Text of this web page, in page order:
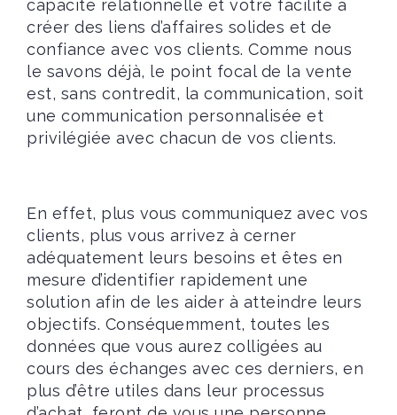
capacité relationnelle et votre facilité à
créer des liens d’affaires solides et de
confiance avec vos clients. Comme nous
le savons déjà, le point focal de la vente
est, sans contredit, la communication, soit
une communication personnalisée et
privilégiée avec chacun de vos clients.
En effet, plus vous communiquez avec vos
clients, plus vous arrivez à cerner
adéquatement leurs besoins et êtes en
mesure d’identifier rapidement une
solution afin de les aider à atteindre leurs
objectifs. Conséquemment, toutes les
données que vous aurez colligées au
cours des échanges avec ces derniers, en
plus d’être utiles dans leur processus